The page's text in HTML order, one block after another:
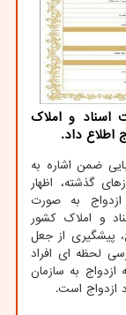
اسناد و املاک
اطلاع داد.
ضمن اشاره به
گذشته، اظهار
به صورت
و املاک کشور
پیشگیری از جعل
لحظه ای افراد
ازدواج به سازمان
ازدواج است.